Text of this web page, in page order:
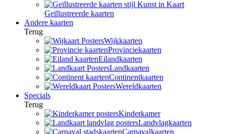
Geïllustreerde kaarten
Andere kaarten
Terug
Wijkkaarten
Provinciekaarten
Eilandkaarten
Landkaarten
Continentkaarten
Wereldkaarten
Specials
Terug
Kinderkamer
Landvlagkaarten
Carnavalkaarten